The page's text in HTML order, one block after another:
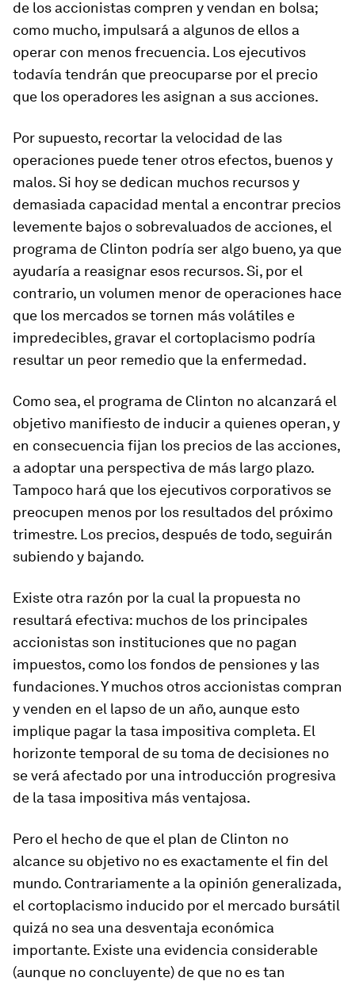
de los accionistas compren y vendan en bolsa;
como mucho, impulsará a algunos de ellos a
operar con menos frecuencia. Los ejecutivos
todavía tendrán que preocuparse por el precio
que los operadores les asignan a sus acciones.
Por supuesto, recortar la velocidad de las
operaciones puede tener otros efectos, buenos y
malos. Si hoy se dedican muchos recursos y
demasiada capacidad mental a encontrar precios
levemente bajos o sobrevaluados de acciones, el
programa de Clinton podría ser algo bueno, ya que
ayudaría a reasignar esos recursos. Si, por el
contrario, un volumen menor de operaciones hace
que los mercados se tornen más volátiles e
impredecibles, gravar el cortoplacismo podría
resultar un peor remedio que la enfermedad.
Como sea, el programa de Clinton no alcanzará el
objetivo manifiesto de inducir a quienes operan, y
en consecuencia fijan los precios de las acciones,
a adoptar una perspectiva de más largo plazo.
Tampoco hará que los ejecutivos corporativos se
preocupen menos por los resultados del próximo
trimestre. Los precios, después de todo, seguirán
subiendo y bajando.
Existe otra razón por la cual la propuesta no
resultará efectiva: muchos de los principales
accionistas son instituciones que no pagan
impuestos, como los fondos de pensiones y las
fundaciones. Y muchos otros accionistas compran
y venden en el lapso de un año, aunque esto
implique pagar la tasa impositiva completa. El
horizonte temporal de su toma de decisiones no
se verá afectado por una introducción progresiva
de la tasa impositiva más ventajosa.
Pero el hecho de que el plan de Clinton no
alcance su objetivo no es exactamente el fin del
mundo. Contrariamente a la opinión generalizada,
el cortoplacismo inducido por el mercado bursátil
quizá no sea una desventaja económica
importante. Existe una evidencia considerable
(aunque no concluyente) de que no es tan